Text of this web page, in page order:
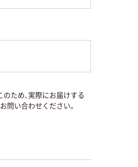
のため、実際にお届けする
問い合わせください。